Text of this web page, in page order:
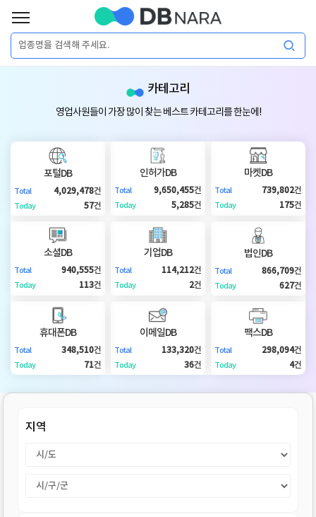
로
그
합
털
인
DB
인
휴
지역
카테고리
영업사원들이 가장 많이 찾는 베스트 카테고리를 한눈에!
포털DB
Total 4,029,478건
Today 57건
인허가DB
Total 9,650,455건
Today 5,285건
마켓DB
Total 739,802건
Today 175건
소셜DB
Total 940,555건
Today 113건
기업DB
Total 114,212건
Today 2건
법인DB
Total 866,709건
Today 627건
휴대폰DB
Total 348,510건
Today 71건
이메일DB
Total 133,320건
Today 36건
팩스DB
Total 298,094건
Today 4건